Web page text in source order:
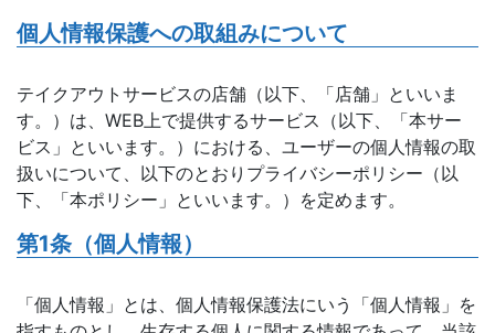
個人情報保護への取組みについて
テイクアウトサービスの店舗（以下、「店舗」といいま
す。）は、WEB上で提供するサービス（以下、「本サー
ビス」といいます。）における、ユーザーの個人情報の取
扱いについて、以下のとおりプライバシーポリシー（以
下、「本ポリシー」といいます。）を定めます。
第1条（個人情報）
「個人情報」とは、個人情報保護法にいう「個人情報」を